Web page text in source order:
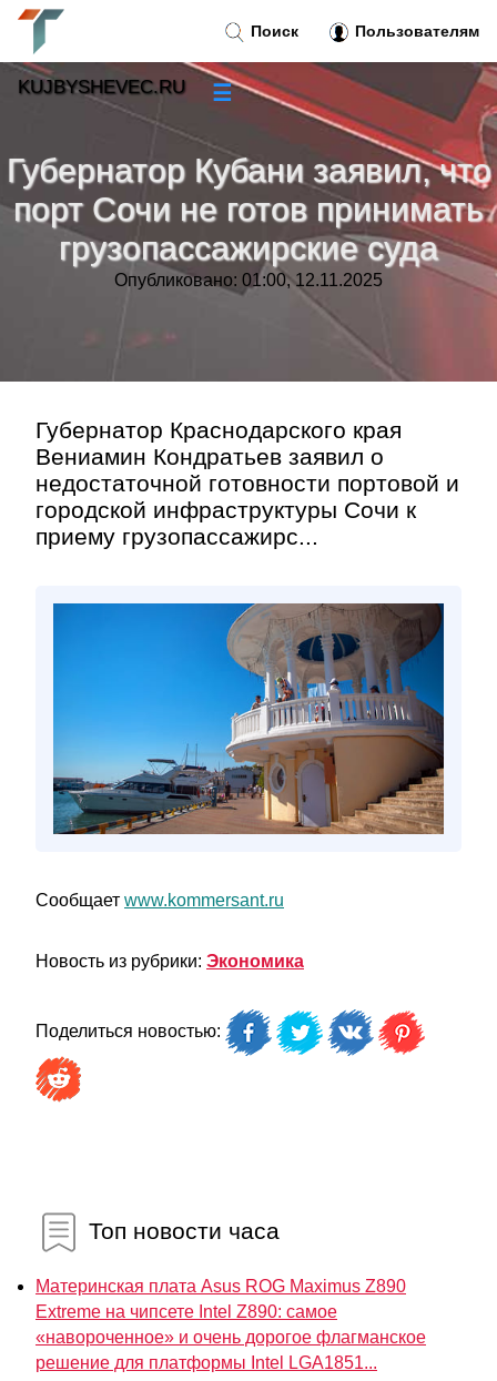
Губернатор Кубани заявил, что
порт Сочи не готов принимать
грузопассажирские суда
Опубликовано: 01:00, 12.11.2025
Губернатор Краснодарского края
Вениамин Кондратьев заявил о
недостаточной готовности портовой и
городской инфраструктуры Сочи к
приему грузопассажирс...
Сообщает www.kommersant.ru
Новость из рубрики: Экономика
Поделиться новостью:
Топ новости часа
Материнская плата Asus ROG Maximus Z890
Extreme на чипсете Intel Z890: самое
«навороченное» и очень дорогое флагманское
решение для платформы Intel LGA1851...
Поиск Пользователям
KUJBYSHEVEC.RU ☰
Новости»
Тренды новостей»
Рубрики»
Контакт»